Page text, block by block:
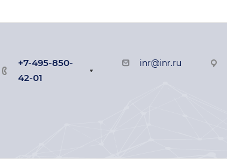
+7-495-850-
42-01
inr@inr.ru